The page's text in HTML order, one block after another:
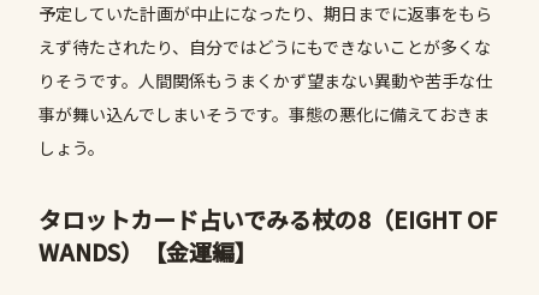
予定していた計画が中止になったり、期日までに返事をもら
えず待たされたり、自分ではどうにもできないことが多くな
りそうです。人間関係もうまくかず望まない異動や苦手な仕
事が舞い込んでしまいそうです。事態の悪化に備えておきま
しょう。
タロットカード占いでみる杖の8（EIGHT OF
WANDS）
【金運編】